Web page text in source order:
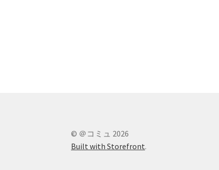
© ＠コミュ 2026
Built with Storefront.